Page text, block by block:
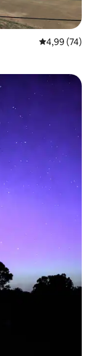
4,99 av 5 i
4,99 (74)